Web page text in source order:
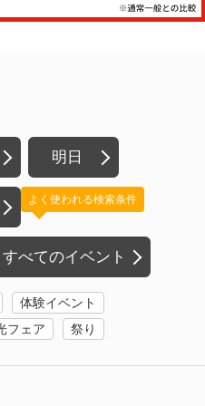
明日
べてのイベント
よく使われる検索条件
体験イベント
フェア
祭り